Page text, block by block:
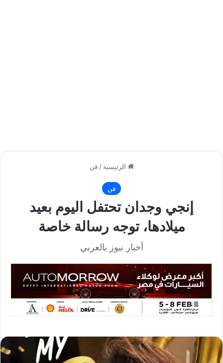
الرئيسية / فن
فن
إنجي وجدان تحتفل اليوم بعيد
ميلادها، توجه رسالة خاصة
أخبار نيوز بالعربي